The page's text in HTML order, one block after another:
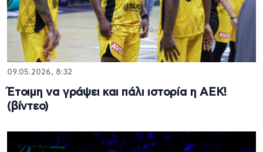
09.05.2026, 8:32
Έτοιμη να γράψει και πάλι ιστορία η ΑΕΚ!
(βίντεο)